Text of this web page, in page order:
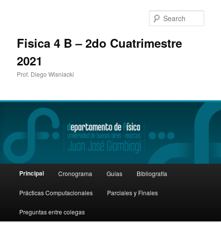
Fisica 4 B – 2do Cuatrimestre
2021
Prof. Diego Wisniacki
Skip
to
primary
Principal Cronograma Guias Bibliografía
Prácticas Computacionales Parciales y Finales
Preguntas entre colegas